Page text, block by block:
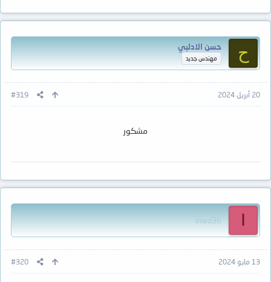
ح حسن الادلبي
مهندس جديد
20 أبريل 2024 #319
مشكور
I
imed36
13 مايو 2024 #320